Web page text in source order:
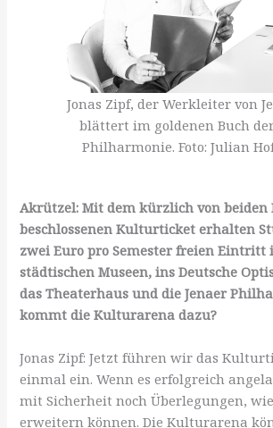
Jonas Zipf, der Werkleiter von
blättert im goldenen Buch
Philharmonie. Foto: Julian
Akrützel: Mit dem kürzlich von beiden
beschlossenen Kulturticket erhalten
zwei Euro pro Semester freien Eintritt
städtischen Museen, ins Deutsche
das Theaterhaus und die Jenaer
kommt die Kulturarena dazu?
Jonas Zipf: Jetzt führen wir das
einmal ein. Wenn es erfolgreich
mit Sicherheit noch Überlegungen,
erweitern können. Die Kulturarena